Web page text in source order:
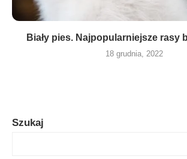
Biały pies. Najpopularniejsze rasy
18 grudnia, 2022
Szukaj